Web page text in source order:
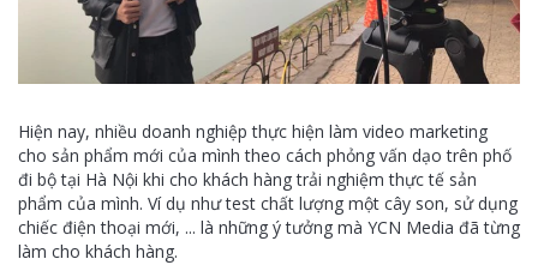
Hiện nay, nhiều doanh nghiệp thực hiện làm video marketing
cho sản phẩm mới của mình theo cách phỏng vấn dạo trên phố
đi bộ tại Hà Nội khi cho khách hàng trải nghiệm thực tế sản
phẩm của mình. Ví dụ như test chất lượng một cây son, sử dụng
chiếc điện thoại mới, ... là những ý tưởng mà YCN Media đã từng
làm cho khách hàng.